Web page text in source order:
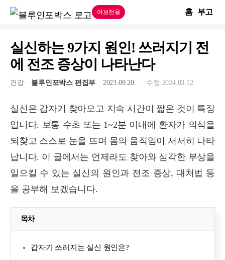
여보전용 홈 부고
실신하는 9가지 원인! 쓰러지기 전
에 전조 증상이 나타난다
건강 블루인포박스 편집부 2023.09.20. 수정 2024.03.12.
실신은 갑자기 찾아오고 지속 시간이 짧은 것이 특징
입니다. 보통 수초 또는 1~2분 이내에 환자가 의식을
되찾고 스스로 눈을 뜨며 몸의 움직임이 서서히 나타
납니다. 이 글에서는 언제라도 찾아와 심각한 부상을
일으킬 수 있는 실신의 원인과 전조 증상, 대처법 등
을 공부해 보겠습니다.
목차
갑자기 쓰러지는 실신 원인은?